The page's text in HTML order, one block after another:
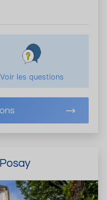
Voir les questions